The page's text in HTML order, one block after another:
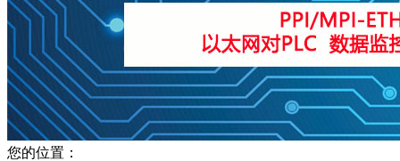
您的位置：